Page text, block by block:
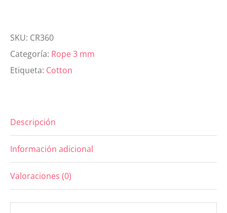
3
mm
Rosa
SKU: CR360
Categoría: Rope 3 mm
Etiqueta: Cotton
Descripción
Información adicional
Valoraciones (0)